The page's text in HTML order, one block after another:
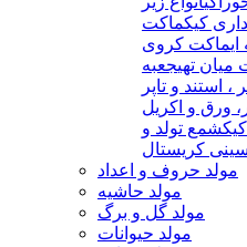
کیکماکت
ماکت کروی
میان تهیجعبه
، استند و تاپر
ورق و اکریل
شمع تولد و
کریستال
مولد حروف و اعداد
مولد حاشیه
مولد گل و برگ
مولد حیوانات